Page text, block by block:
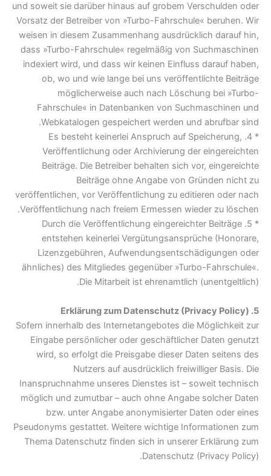
und soweit sie darüber hinaus auf grobem Verschulden oder
Vorsatz der Betreiber von »Turbo-Fahrschule« beruhen. Wir
weisen in diesem Zusammenhang ausdrücklich darauf hin,
dass »Turbo-Fahrschule« regelmäßig von Suchmaschinen
indexiert wird, und dass wir keinen Einfluss darauf haben,
ob, wo und wie lange bei uns veröffentlichte Beiträge
möglicherweise auch nach Löschung bei »Turbo-
Fahrschule« in Datenbanken von Suchmaschinen und
Webkatalogen gespeichert werden und abrufbar sind.
* 4. Es besteht keinerlei Anspruch auf Speicherung,
Veröffentlichung oder Archivierung der eingereichten
Beiträge. Die Betreiber behalten sich vor, eingereichte
Beiträge ohne Angabe von Gründen nicht zu
veröffentlichen, vor Veröffentlichung zu editieren oder nach
Veröffentlichung nach freiem Ermessen wieder zu löschen.
* 5. Durch die Veröffentlichung eingereichter Beiträge
entstehen keinerlei Vergütungsansprüche (Honorare,
Lizenzgebühren, Aufwendungsentschädigungen oder
ähnliches) des Mitgliedes gegenüber »Turbo-Fahrschule«.
Die Mitarbeit ist ehrenamtlich (unentgeltlich).
5. Erklärung zum Datenschutz (Privacy Policy)
Sofern innerhalb des Internetangebotes die Möglichkeit zur
Eingabe persönlicher oder geschäftlicher Daten genutzt
wird, so erfolgt die Preisgabe dieser Daten seitens des
Nutzers auf ausdrücklich freiwilliger Basis. Die
Inanspruchnahme unseres Dienstes ist – soweit technisch
möglich und zumutbar – auch ohne Angabe solcher Daten
bzw. unter Angabe anonymisierter Daten oder eines
Pseudonyms gestattet. Weitere wichtige Informationen zum
Thema Datenschutz finden sich in unserer Erklärung zum
Datenschutz (Privacy Policy).